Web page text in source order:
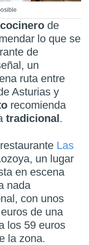
cocinero de
lo que se
de
un
ruta entre
Asturias y
recomienda
tradicional.
Las
un lugar
en escena
nada
con unos
de una
los 59 euros
la zona.